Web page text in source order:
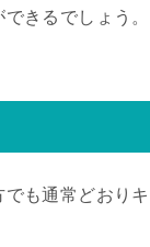
きるでしょう。
も通常どおりキ